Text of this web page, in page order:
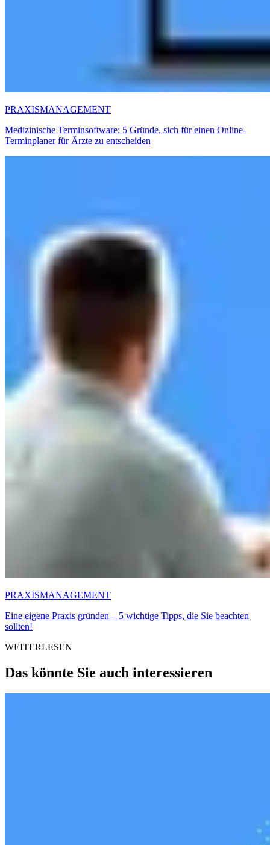
PRAXISMANAGEMENT
Medizinische Terminsoftware: 5 Gründe, sich für einen Online-
Terminplaner für Ärzte zu entscheiden
PRAXISMANAGEMENT
Eine eigene Praxis gründen – 5 wichtige Tipps, die Sie beachten
sollten!
WEITERLESEN
Das könnte Sie auch interessieren